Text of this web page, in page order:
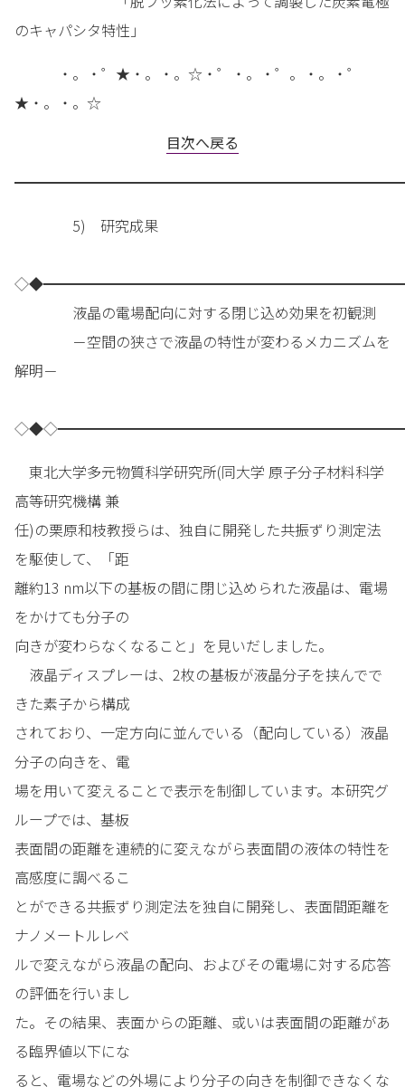
のキャパシタ特性」
・。・゜★・。・。☆・゜・。・゜。・。・゜
★・。・。☆
目次へ戻る
5) 研究成果
液晶の電場配向に対する閉じ込め効果を初観測
－空間の狭さで液晶の特性が変わるメカニズムを
解明－
東北大学多元物質科学研究所(同大学 原子分子材料科学
高等研究機構 兼
任)の栗原和枝教授らは、独自に開発した共振ずり測定法
を駆使して、「距
離約13 nm以下の基板の間に閉じ込められた液晶は、電場
をかけても分子の
向きが変わらなくなること」を見いだしました。
液晶ディスプレーは、2枚の基板が液晶分子を挟んでで
きた素子から構成
されており、一定方向に並んでいる（配向している）液晶
分子の向きを、電
場を用いて変えることで表示を制御しています。本研究グ
ループでは、基板
表面間の距離を連続的に変えながら表面間の液体の特性を
高感度に調べるこ
とができる共振ずり測定法を独自に開発し、表面間距離を
ナノメートルレベ
ルで変えながら液晶の配向、およびその電場に対する応答
の評価を行いまし
た。その結果、表面からの距離、或いは表面間の距離があ
る臨界値以下にな
ると、電場などの外場により分子の向きを制御できなくな